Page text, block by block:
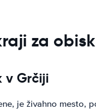
za
v Grčiji
je živahno mesto,